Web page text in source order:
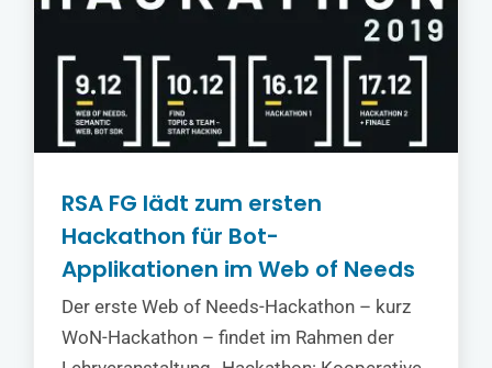
RSA FG lädt zum ersten
Hackathon für Bot-
Applikationen im Web of Needs
Der erste Web of Needs-Hackathon – kurz
WoN-Hackathon – findet im Rahmen der